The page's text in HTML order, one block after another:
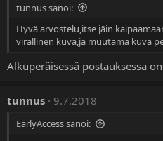
tunnus sanoi:
Hyvä arvostelu,itse jäin
virallinen kuva,ja muutama kuva
Alkuperäisessä postauksessa
tunnus 9.7.2018
EarlyAccess sanoi: